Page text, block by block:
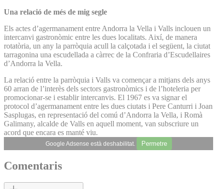
Una relació de més de mig segle
Els actes d’agermanament entre Andorra la Vella i Valls inclouen un
intercanvi gastronòmic entre les dues localitats. Així, de manera
rotatòria, un any la parròquia acull la calçotada i el següent, la ciutat
tarragonina una escudellada a càrrec de la Confraria d’Escudellaires
d’Andorra la Vella.
La relació entre la parròquia i Valls va començar a mitjans dels anys
60 arran de l’interès dels sectors gastronòmics i de l’hoteleria per
promocionar-se i establir intercanvis. El 1967 es va signar el
protocol d’agermanament entre les dues ciutats i Pere Canturri i Joan
Sasplugas, en representació del comú d’Andorra la Vella, i Romà
Galimany, alcalde de Valls en aquell moment, van subscriure un
acord que encara es manté viu.
Google Adsense està deshabilitat. Permetre
Comentaris